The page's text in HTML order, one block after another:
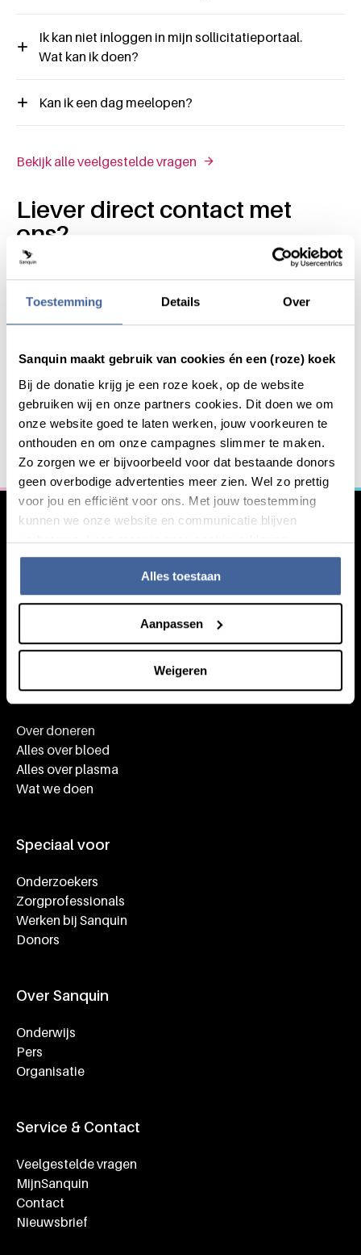
Toestemming Details Over
Sanquin maakt gebruik van cookies én een (roze) koek
Bij de donatie krijg je een roze koek, op de website
gebruiken wij en onze partners cookies. Dit doen we om
onze website goed te laten werken, jouw voorkeuren te
onthouden en om onze campagnes slimmer te maken.
Zo zorgen we er bijvoorbeeld voor dat bestaande donors
geen overbodige advertenties meer zien. Wel zo prettig
voor jou en efficiënt voor ons. Met jouw toestemming
kunnen we onze website en communicatie blijven
verbeteren. Lees meer in onze cookieverklaring.
Alles toestaan
Aanpassen
Weigeren
Ik kan niet inloggen in mijn sollicitatieportaal.
Wat kan ik doen?
Kan ik een dag meelopen?
Bekijk alle veelgestelde vragen
Liever direct contact met
ons?
Stuur een mail naar werk@sanquin.nl. Je ontvangt binnen 3
Wil je op de hoogte blijven van nieuwe vacatures? Stel dan
een job alert in!
Algemene informatie
Word jij onze nieuwe
collega?
Neem contact met ons op viawerk@sanquin.nl
Schrijf je in voor onze vacature-alert!
Kennis
Over doneren
Alles over bloed
Alles over plasma
Wat we doen
Speciaal voor
Onderzoekers
Zorgprofessionals
Werken bij Sanquin
Donors
Over Sanquin
Onderwijs
Pers
Organisatie
Service & Contact
Veelgestelde vragen
MijnSanquin
Contact
Nieuwsbrief